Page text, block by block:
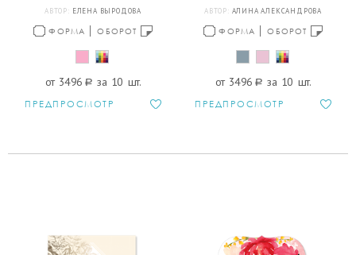
АВТОР: ЕЛЕНА ВЫРОДОВА
ФОРМА ОБОРОТ
от 3496 a за 10 шт.
ПРЕДПРОСМОТР
АВТОР: АЛИНА АЛЕКСАНДРОВА
ФОРМА ОБОРОТ
от 3496 a за 10 шт.
ПРЕДПРОСМОТР